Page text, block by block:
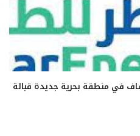
في منطقة بحرية جديدة قبالة